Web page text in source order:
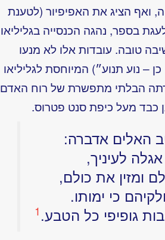
ואף הציג את האפיפיור (לטענת
בספר, נהגה הכנסייה בגליליאו
טובה. עובדות אלו לא מנעו
– נוע תנוע״) המיוחסת לגליליאו
הבלתי מתפשרת של רוח האדם
כבד מעל כיפת סנט פטרוס.
האלים אדברה:
לעיניך,
ומזין את כולם,
כי ימותו.
גופיפי כל הטבע.1